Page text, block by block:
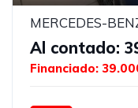
MERCEDES-
Al contado:
Financiado: